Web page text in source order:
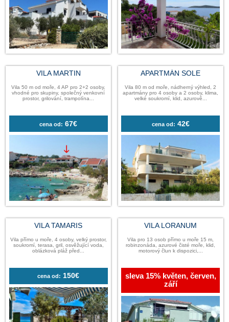
cena od:112€ cena od:
VILA MARTIN
Vila 50 m od moře, 4 AP pro 2+2 osoby,
vhodné pro skupiny, společný venkovní
prostor, grilování, trampolína...
cena od:67€
APARTMÁN
Vila 80 m od moře,
apartmány pro 4 osoby a
velké soukromí, klid,
cena od: